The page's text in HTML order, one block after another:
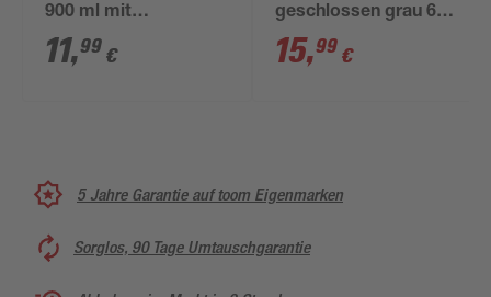
900 ml mit
Metalldeckel
11,99 €
geschlossen grau 60
x 40 x 32 cm
15,99 €
5 Jahre Garantie auf toom Eigenmarken
Sorglos, 90 Tage Umtauschgarantie